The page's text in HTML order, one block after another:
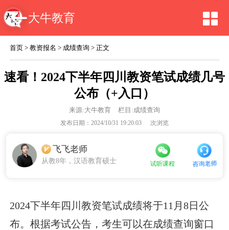
大牛教育
首页 >教资报名 > 成绩查询 > 正文
速看！2024下半年四川教资笔试成绩几号
公布（+入口）
来源:大牛教育 栏目:成绩查询
发布日期：2024/10/31 19:20:03 次浏览
飞飞老师
从教8年，汉语教育硕士 试听课程 咨询老师
2024下半年四川教资笔试成绩将于11月8日公
布。根据考试公告，考生可以在成绩查询窗口